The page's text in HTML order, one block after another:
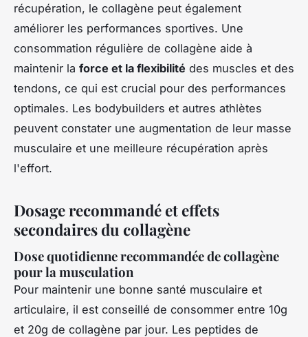
récupération, le collagène peut également
améliorer les performances sportives. Une
consommation régulière de collagène aide à
maintenir la force et la flexibilité des muscles et des
tendons, ce qui est crucial pour des performances
optimales. Les bodybuilders et autres athlètes
peuvent constater une augmentation de leur masse
musculaire et une meilleure récupération après
l'effort.
Dosage recommandé et effets
secondaires du collagène
Dose quotidienne recommandée de collagène
pour la musculation
Pour maintenir une bonne santé musculaire et
articulaire, il est conseillé de consommer entre 10g
et 20g de collagène par jour. Les peptides de